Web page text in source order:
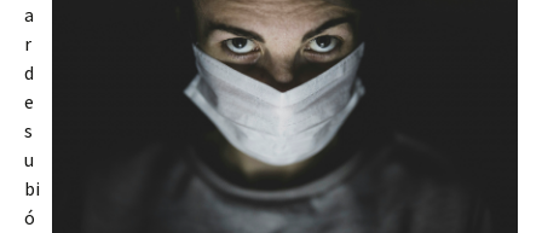
a
r
d
e
s
u
bi
ó